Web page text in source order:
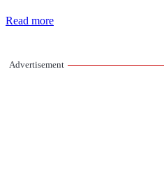
Read more
Advertisement